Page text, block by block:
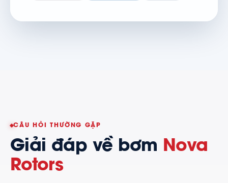
CÂU HỎI THƯỜNG GẶP
Giải đáp về bơm Nova
Rotors